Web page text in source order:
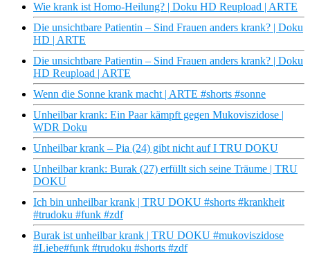
Wie krank ist Homo-Heilung? | Doku HD Reupload | ARTE
Die unsichtbare Patientin – Sind Frauen anders krank? | Doku
HD | ARTE
Die unsichtbare Patientin – Sind Frauen anders krank? | Doku
HD Reupload | ARTE
Wenn die Sonne krank macht | ARTE #shorts #sonne
Unheilbar krank: Ein Paar kämpft gegen Mukoviszidose |
WDR Doku
Unheilbar krank – Pia (24) gibt nicht auf I TRU DOKU
Unheilbar krank: Burak (27) erfüllt sich seine Träume | TRU
DOKU
Ich bin unheilbar krank | TRU DOKU #shorts #krankheit
#trudoku #funk #zdf
Burak ist unheilbar krank | TRU DOKU #mukoviszidose
#Liebe#funk #trudoku #shorts #zdf